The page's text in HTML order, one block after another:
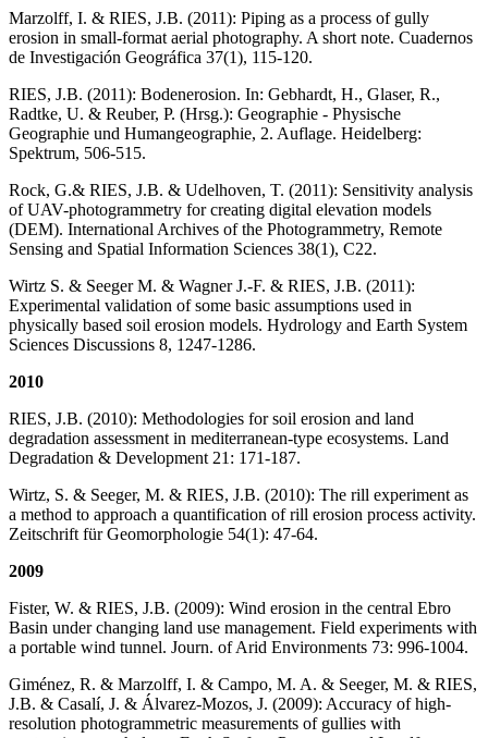
Marzolff, I. & RIES, J.B. (2011): Piping as a process of gully
erosion in small-format aerial photography. A short note. Cuadernos
de Investigación Geográfica 37(1), 115-120.
RIES, J.B. (2011): Bodenerosion. In: Gebhardt, H., Glaser, R.,
Radtke, U. & Reuber, P. (Hrsg.): Geographie - Physische
Geographie und Humangeographie, 2. Auflage. Heidelberg:
Spektrum, 506-515.
Rock, G.& RIES, J.B. & Udelhoven, T. (2011): Sensitivity analysis
of UAV-photogrammetry for creating digital elevation models
(DEM). International Archives of the Photogrammetry, Remote
Sensing and Spatial Information Sciences 38(1), C22.
Wirtz S. & Seeger M. & Wagner J.-F. & RIES, J.B. (2011):
Experimental validation of some basic assumptions used in
physically based soil erosion models. Hydrology and Earth System
Sciences Discussions 8, 1247-1286.
2010
RIES, J.B. (2010): Methodologies for soil erosion and land
degradation assessment in mediterranean-type ecosystems. Land
Degradation & Development 21: 171-187.
Wirtz, S. & Seeger, M. & RIES, J.B. (2010): The rill experiment as
a method to approach a quantification of rill erosion process activity.
Zeitschrift für Geomorphologie 54(1): 47-64.
2009
Fister, W. & RIES, J.B. (2009): Wind erosion in the central Ebro
Basin under changing land use management. Field experiments with
a portable wind tunnel. Journ. of Arid Environments 73: 996-1004.
Giménez, R. & Marzolff, I. & Campo, M. A. & Seeger, M. & RIES,
J.B. & Casalí, J. & Álvarez-Mozos, J. (2009): Accuracy of high-
resolution photogrammetric measurements of gullies with